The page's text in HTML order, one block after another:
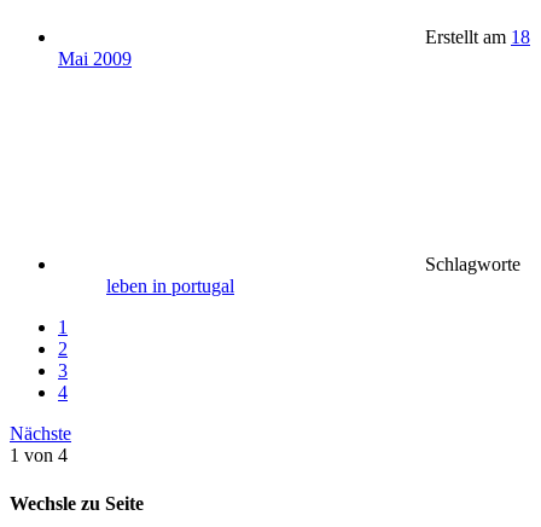
Erstellt am 18
Mai 2009
Schlagworte
leben in portugal
1
2
3
4
Nächste
1 von 4
Wechsle zu Seite